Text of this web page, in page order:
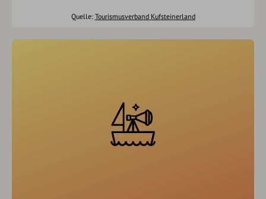
Quelle: Tourismusverband Kufsteinerland